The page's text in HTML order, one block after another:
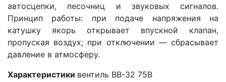
автосцепки, песочниц и звуковых сигналов.
Принцип работы: при подаче напряжения на
катушку якорь открывает впускной клапан,
пропуская воздух; при отключении — сбрасывает
давление в атмосферу.
Характеристики вентиль ВВ-32 75В